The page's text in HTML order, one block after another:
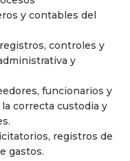
y contables del
controles y
y
funcionarios y
correcta custodia y
registros de
gastos.